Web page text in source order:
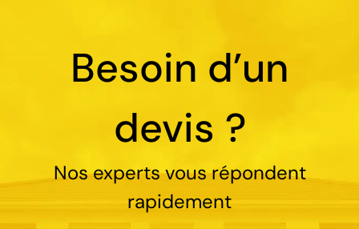
Besoin d’un
devis ?
Nos experts vous répondent
rapidement